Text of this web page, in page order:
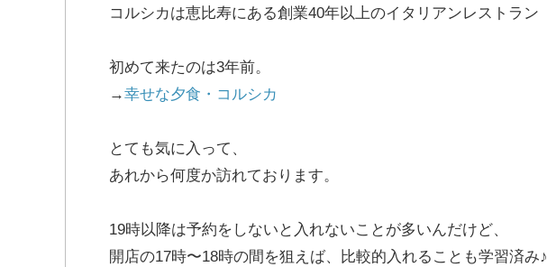
コルシカは恵比寿にある創業40年以上のイタリアンレストラン
初めて来たのは3年前。
→幸せな夕食・コルシカ
とても気に入って、
あれから何度か訪れております。
19時以降は予約をしないと入れないことが多いんだけど、
開店の17時〜18時の間を狙えば、比較的入れることも学習済み♪